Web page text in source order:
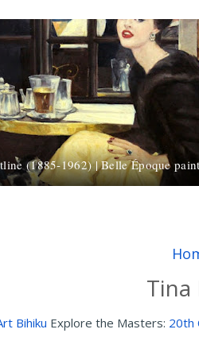
(1885-1962) | Belle Époque
Tina
Bihiku Explore the Masters: 20th